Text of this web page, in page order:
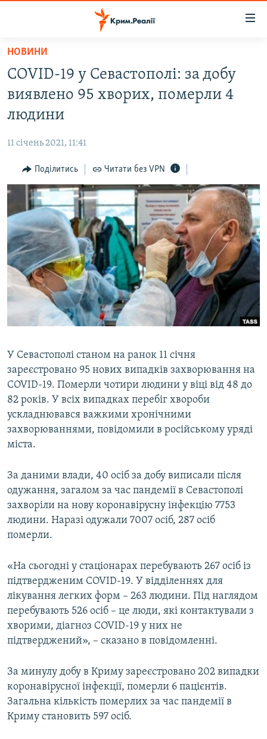
Перейти
основного
матеріалу
до
основної
Перейти
до
пошуку
БЛОГИ
ПОГЛЯД
ІНТЕРВ'Ю
ВСЕ ЗА ДЕНЬ
СПЕЦПРОЕКТИ
ДЕПОРТАЦІЯ
ВІДЕОУРОКИ «ELIFBE»
СВІДЧЕННЯ ОКУПАЦІЇ
УКРАЇНСЬКА ПРОБЛЕМА КРИМУ
ЯК ОБІЙТИ БЛОКУВАННЯ
Русский
Qırımtatar
Усі сайти RFE/RL
НОВИНИ
COVID-19 у Севастополі: за добу
виявлено 95 хворих, померли 4
людини
11 січень 2021, 11:41
Поділитись Читати без VPN
У Севастополі станом на ранок 11 січня
зареєстровано 95 нових випадків захворювання на
COVID-19. Померли чотири людини у віці від 48 до
82 років. У всіх випадках перебіг хвороби
ускладнювався важкими хронічними
захворюваннями, повідомили в російському уряді
міста.
За даними влади, 40 осіб за добу виписали після
одужання, загалом за час пандемії в Севастополі
захворіли на нову коронавірусну інфекцію 7753
людини. Наразі одужали 7007 осіб, 287 осіб
померли.
«На сьогодні у стаціонарах перебувають 267 осіб із
підтвердженим COVID-19. У відділеннях для
лікування легких форм – 263 людини. Під наглядом
перебувають 526 осіб – це люди, які контактували з
хворими, діагноз COVID-19 у них не
підтверджений», – сказано в повідомленні.
За минулу добу в Криму зареєстровано 202 випадки
коронавірусної інфекції, померли 6 пацієнтів.
Загальна кількість померлих за час пандемії в
Криму становить 597 осіб.